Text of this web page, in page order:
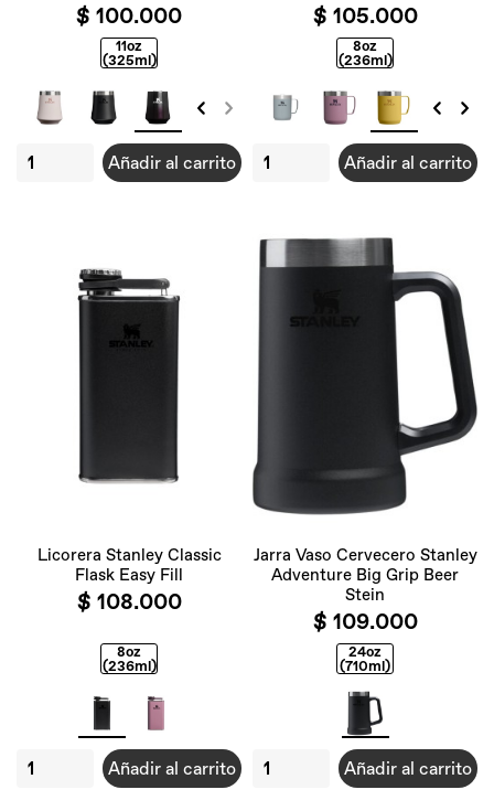
$ 100.000
11oz
(325ml)
Añadir al carrito
$ 105.000
8oz
(236ml)
Añadir al carrito
Licorera Stanley Classic
Flask Easy Fill
$ 108.000
8oz
(236ml)
Añadir al carrito
Jarra Vaso Cervecero Stanley
Adventure Big Grip Beer
Stein
$ 109.000
24oz
(710ml)
Añadir al carrito